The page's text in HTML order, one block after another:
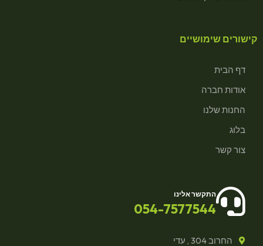
קישורים שימושיים
דף הבית
אודות חברה
החנות שלנו
בלוג
צור קשר
התקשר אלינו
054-7577544
החרוב 304 , עדי